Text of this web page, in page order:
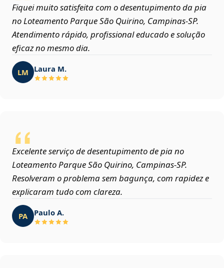
Fiquei muito satisfeita com o desentupimento da pia
no Loteamento Parque São Quirino, Campinas‑SP.
Atendimento rápido, profissional educado e solução
eficaz no mesmo dia.
LM Laura M.
Excelente serviço de desentupimento de pia no
Loteamento Parque São Quirino, Campinas‑SP.
Resolveram o problema sem bagunça, com rapidez e
explicaram tudo com clareza.
PA Paulo A.